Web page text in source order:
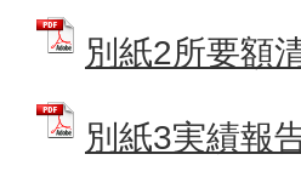
別紙2所要額
別紙3実績報